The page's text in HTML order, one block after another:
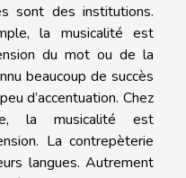
sont des institutions.
la musicalité est
du mot ou de la
beaucoup de succès
d’accentuation. Chez
la musicalité est
La contrepèterie
langues. Autrement